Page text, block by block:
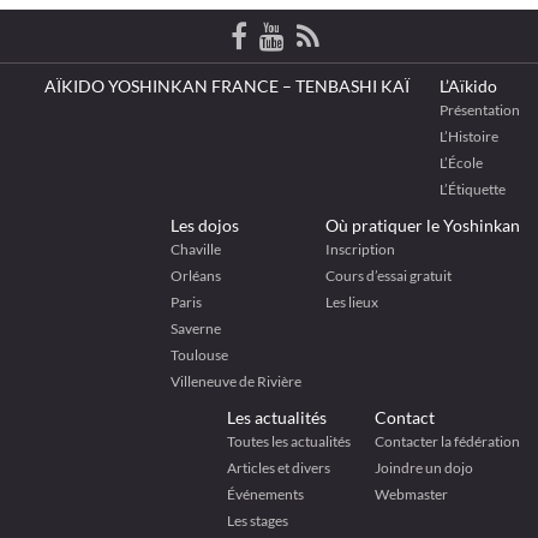
AÏKIDO YOSHINKAN FRANCE – TENBASHI KAÏ L’Aïkido
Présentation
L’Histoire
L’École
L’Étiquette
Les dojos
Chaville
Orléans
Paris
Saverne
Toulouse
Villeneuve de Rivière
Où pratiquer le Yoshinkan
Inscription
Cours d’essai gratuit
Les lieux
Les actualités
Toutes les actualités
Articles et divers
Événements
Les stages
Contact
Contacter la fédération
Joindre un dojo
Webmaster